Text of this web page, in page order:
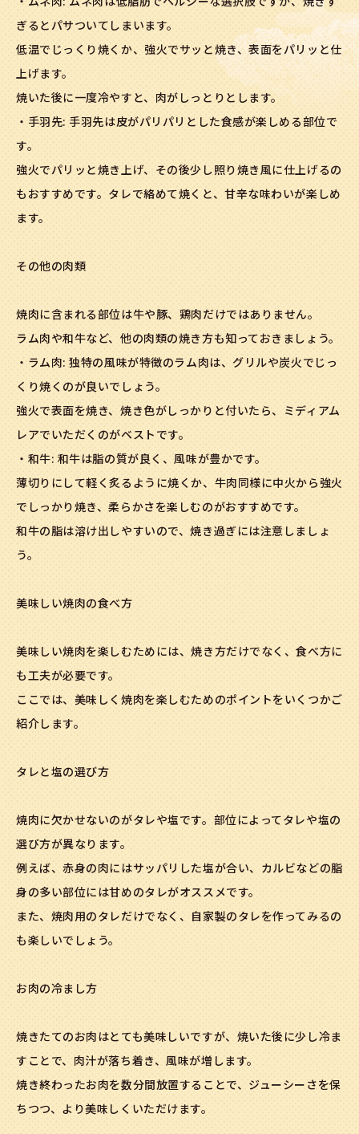
ぎるとパサついてしまいます。
低温でじっくり焼くか、強火でサッと焼き、表面をパリッと仕
上げます。
焼いた後に一度冷やすと、肉がしっとりとします。
・手羽先: 手羽先は皮がパリパリとした食感が楽しめる部位で
す。
強火でパリッと焼き上げ、その後少し照り焼き風に仕上げるの
もおすすめです。タレで絡めて焼くと、甘辛な味わいが楽しめ
ます。
その他の肉類
焼肉に含まれる部位は牛や豚、鶏肉だけではありません。
ラム肉や和牛など、他の肉類の焼き方も知っておきましょう。
・ラム肉: 独特の風味が特徴のラム肉は、グリルや炭火でじっ
くり焼くのが良いでしょう。
強火で表面を焼き、焼き色がしっかりと付いたら、ミディアム
レアでいただくのがベストです。
・和牛: 和牛は脂の質が良く、風味が豊かです。
薄切りにして軽く炙るように焼くか、牛肉同様に中火から強火
でしっかり焼き、柔らかさを楽しむのがおすすめです。
和牛の脂は溶け出しやすいので、焼き過ぎには注意しましょ
う。
美味しい焼肉の食べ方
美味しい焼肉を楽しむためには、焼き方だけでなく、食べ方に
も工夫が必要です。
ここでは、美味しく焼肉を楽しむためのポイントをいくつかご
紹介します。
タレと塩の選び方
焼肉に欠かせないのがタレや塩です。部位によってタレや塩の
選び方が異なります。
例えば、赤身の肉にはサッパリした塩が合い、カルビなどの脂
身の多い部位には甘めのタレがオススメです。
また、焼肉用のタレだけでなく、自家製のタレを作ってみるの
も楽しいでしょう。
お肉の冷まし方
焼きたてのお肉はとても美味しいですが、焼いた後に少し冷ま
すことで、肉汁が落ち着き、風味が増します。
焼き終わったお肉を数分間放置することで、ジューシーさを保
ちつつ、より美味しくいただけます。